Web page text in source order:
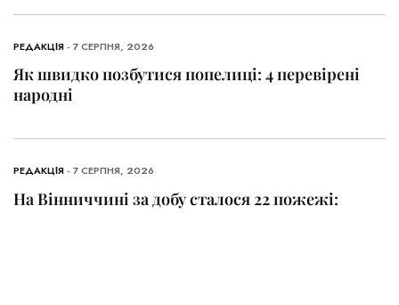
РЕДАКЦІЯ - 7 СЕРПНЯ, 2026
Як швидко позбутися попелиці: 4 перевірені
народні
РЕДАКЦІЯ - 7 СЕРПНЯ, 2026
На Вінниччині за добу сталося 22 пожежі: